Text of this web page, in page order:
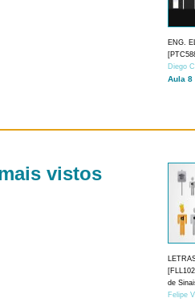
ENG.
Diego
Aula 8
vistos
de
Felipe